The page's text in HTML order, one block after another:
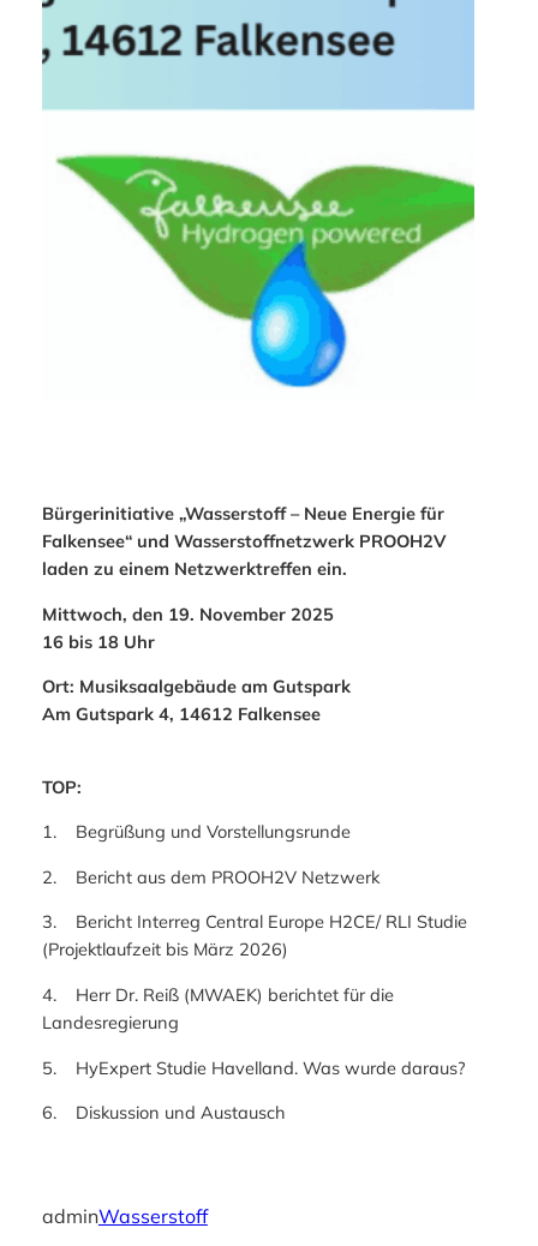
Bürgerinitiative „Wasserstoff – Neue Energie für
Falkensee“ und Wasserstoffnetzwerk PROOH2V
laden zu einem Netzwerktreffen ein.
Mittwoch, den 19. November 2025
16 bis 18 Uhr
Ort: Musiksaalgebäude am Gutspark
Am Gutspark 4, 14612 Falkensee
TOP:
1. Begrüßung und Vorstellungsrunde
2. Bericht aus dem PROOH2V Netzwerk
3. Bericht Interreg Central Europe H2CE/ RLI Studie
(Projektlaufzeit bis März 2026)
4. Herr Dr. Reiß (MWAEK) berichtet für die
Landesregierung
5. HyExpert Studie Havelland. Was wurde daraus?
6. Diskussion und Austausch
adminWasserstoff